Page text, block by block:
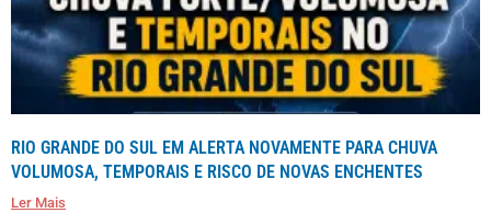
RIO GRANDE DO SUL EM ALERTA NOVAMENTE PARA CHUVA
VOLUMOSA, TEMPORAIS E RISCO DE NOVAS ENCHENTES
Ler Mais